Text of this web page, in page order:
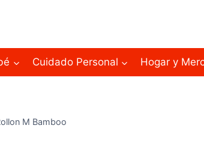
Cuidado Personal Hogar y
M Bamboo